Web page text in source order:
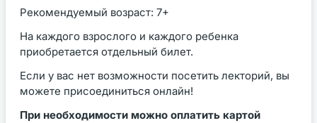
Рекомендуемый возраст: 7+
На каждого взрослого и каждого ребенка
приобретается отдельный билет.
Если у вас нет возможности посетить лекторий, вы
можете присоединиться онлайн!
При необходимости можно оплатить картой